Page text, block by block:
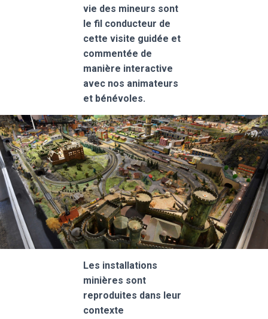
vie des mineurs sont
le fil conducteur de
cette visite guidée et
commentée de
manière interactive
avec nos animateurs
et bénévoles.
Les installations
minières sont
reproduites dans leur
contexte